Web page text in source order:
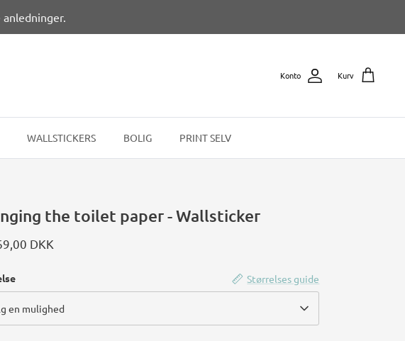
Konto Kurv
WALLSTICKERS BOLIG PRINT SELV
the toilet paper - Wallsticker
DKK
Størrelses guide
en mulighed